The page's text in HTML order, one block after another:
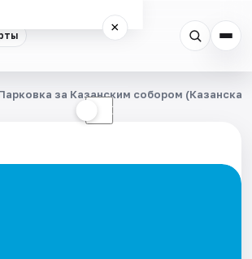
×
☾
за Казанским собором (Казанская